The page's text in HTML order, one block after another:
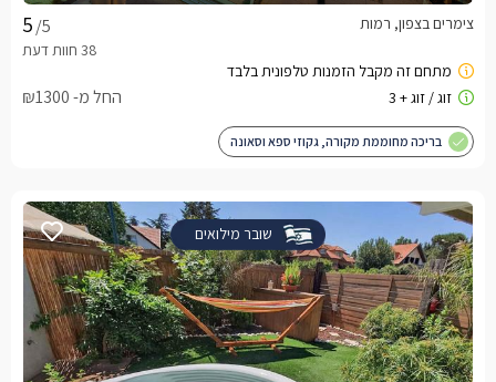
/5 צימרים בצפון, רמות
החל מ- ₪1300
בריכה מחוממת מקורה, גקוזי ספא וסאונה
שובר מילואים